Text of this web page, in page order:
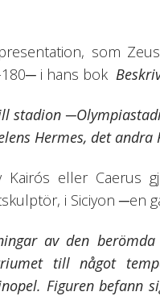
som
i hans bok
stadion
Hermes, det andra
eller Caerus
i Siciyon ─en
av den
till något
Figuren befann